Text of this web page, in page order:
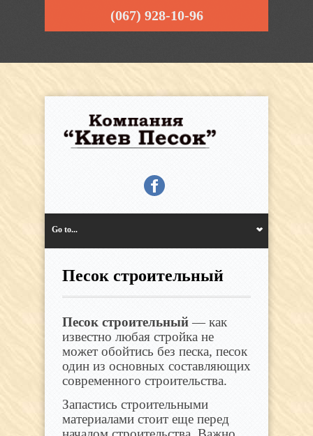
(067) 928-10-96
Go to...
Песок строительный
Песок строительный — как
известно любая стройка не
может обойтись без песка, песок
один из основных составляющих
современного строительства.
Запастись строительными
материалами стоит еще перед